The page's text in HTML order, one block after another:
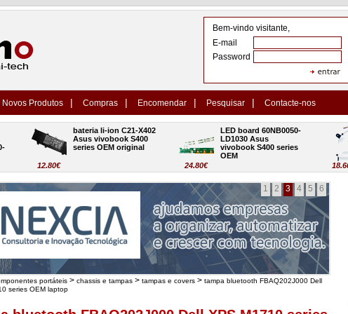
Bem-vindo visitante,
E-mail
Password
Novos Produtos | Compras | Encomendar | Pesquisar | Contacte-nos
12.80€
bateria li-ion C21-X402
Asus vivobook S400
series OEM original
24.80€
LED board 60NB0050-
LD1030 Asus
vivobook S400 series
OEM
18.60€
1 2 3 4 5 6
portáteis > chassis e tampas > tampas e covers > tampa bluetooth FBAQ202J000 Dell
series OEM laptop